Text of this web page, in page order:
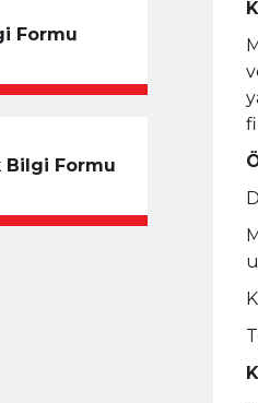
Formu
Bilgi Formu